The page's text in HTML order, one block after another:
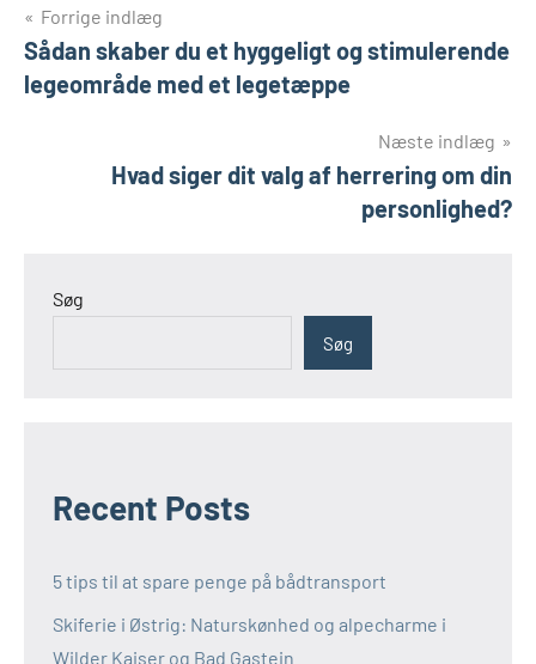
Indlægsnavigation
Forrige indlæg
Sådan skaber du et hyggeligt og stimulerende
legeområde med et legetæppe
Næste indlæg
Hvad siger dit valg af herrering om din
personlighed?
Søg
Søg
Recent Posts
5 tips til at spare penge på bådtransport
Skiferie i Østrig: Naturskønhed og alpecharme i
Wilder Kaiser og Bad Gastein